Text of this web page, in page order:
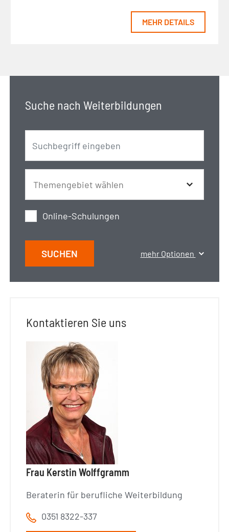
MEHR DETAILS
Suche nach Weiterbildungen
Online-Schulungen
SUCHEN mehr Optionen
Kontaktieren Sie uns
Frau Kerstin Wolffgramm
Beraterin für berufliche Weiterbildung
0351 8322-337